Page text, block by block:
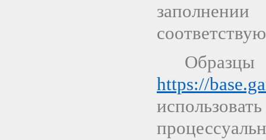
https://